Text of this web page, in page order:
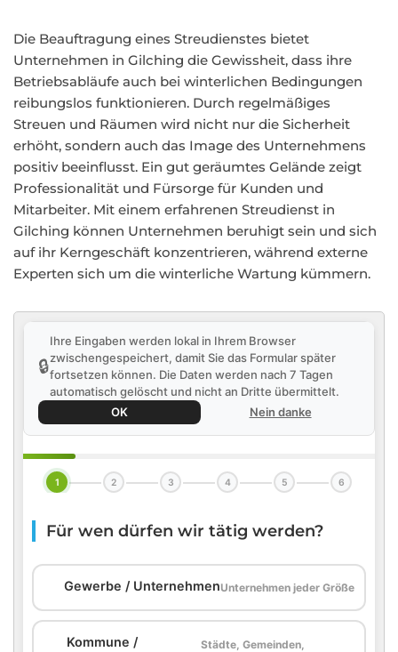
Die Beauftragung eines Streudienstes bietet
Unternehmen in Gilching die Gewissheit, dass ihre
Betriebsabläufe auch bei winterlichen Bedingungen
reibungslos funktionieren. Durch regelmäßiges
Streuen und Räumen wird nicht nur die Sicherheit
erhöht, sondern auch das Image des Unternehmens
positiv beeinflusst. Ein gut geräumtes Gelände zeigt
Professionalität und Fürsorge für Kunden und
Mitarbeiter. Mit einem erfahrenen Streudienst in
Gilching können Unternehmen beruhigt sein und sich
auf ihr Kerngeschäft konzentrieren, während externe
Experten sich um die winterliche Wartung kümmern.
🔒
Ihre Eingaben werden lokal in Ihrem Browser
zwischengespeichert, damit Sie das Formular später
fortsetzen können. Die Daten werden nach 7 Tagen
automatisch gelöscht und nicht an Dritte übermittelt.
OK
Nein danke
1 2 3 4 5 6
Für wen dürfen wir tätig werden?
Gewerbe / UnternehmenUnternehmen jeder Größe
Kommune /
Städte, Gemeinden,